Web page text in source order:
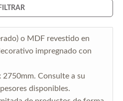
FILTRAR
o MDF revestido en
impregnado con
2750mm. Consulte a su
disponibles.